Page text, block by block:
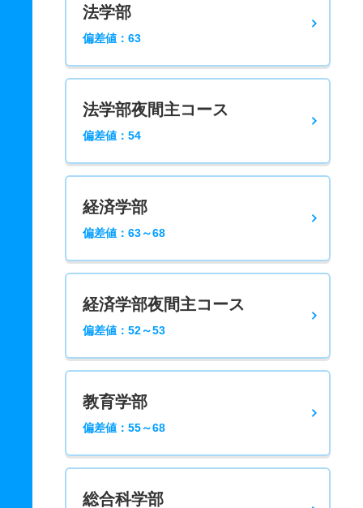
法学部
偏差値：63
法学部夜間主コース
偏差値：54
経済学部
偏差値：63～68
経済学部夜間主コース
偏差値：52～53
教育学部
偏差値：55～68
総合科学部